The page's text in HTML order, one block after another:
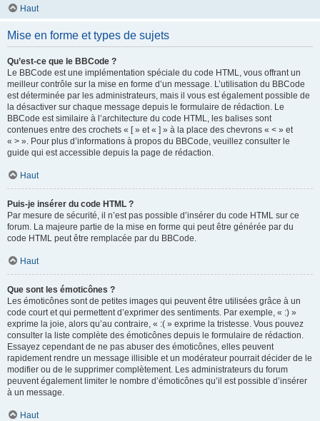
Haut
Mise en forme et types de sujets
Qu’est-ce que le BBCode ?
Le BBCode est une implémentation spéciale du code HTML, vous offrant un
meilleur contrôle sur la mise en forme d’un message. L’utilisation du BBCode
est déterminée par les administrateurs, mais il vous est également possible de
la désactiver sur chaque message depuis le formulaire de rédaction. Le
BBCode est similaire à l’architecture du code HTML, les balises sont
contenues entre des crochets « [ » et « ] » à la place des chevrons « < » et
« > ». Pour plus d’informations à propos du BBCode, veuillez consulter le
guide qui est accessible depuis la page de rédaction.
Haut
Puis-je insérer du code HTML ?
Par mesure de sécurité, il n’est pas possible d’insérer du code HTML sur ce
forum. La majeure partie de la mise en forme qui peut être générée par du
code HTML peut être remplacée par du BBCode.
Haut
Que sont les émoticônes ?
Les émoticônes sont de petites images qui peuvent être utilisées grâce à un
code court et qui permettent d’exprimer des sentiments. Par exemple, « :) »
exprime la joie, alors qu’au contraire, « :( » exprime la tristesse. Vous pouvez
consulter la liste complète des émoticônes depuis le formulaire de rédaction.
Essayez cependant de ne pas abuser des émoticônes, elles peuvent
rapidement rendre un message illisible et un modérateur pourrait décider de le
modifier ou de le supprimer complètement. Les administrateurs du forum
peuvent également limiter le nombre d’émoticônes qu’il est possible d’insérer
à un message.
Haut